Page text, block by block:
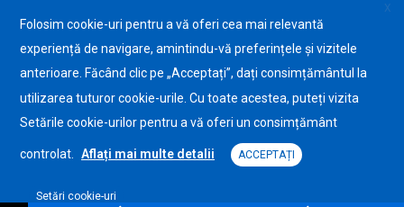
Măsuri de mediu și climă
Protecția datelor cu caracter personale (GDPR)
Politica de utilizare a Cookie-urilor
Primăria Orașului Ghimbav © 2025. Toate drepturile
X
Folosim cookie-uri pentru a vă oferi cea mai relevantă
experiență de navigare, amintindu-vă preferințele și vizitele
anterioare. Făcând clic pe „Acceptați”, dați consimțământul la
utilizarea tuturor cookie-urile. Cu toate acestea, puteți vizita
Setările cookie-urilor pentru a vă oferi un consimțământ
controlat. Aflați mai multe detalii ACCEPTAȚI
Setări cookie-uri